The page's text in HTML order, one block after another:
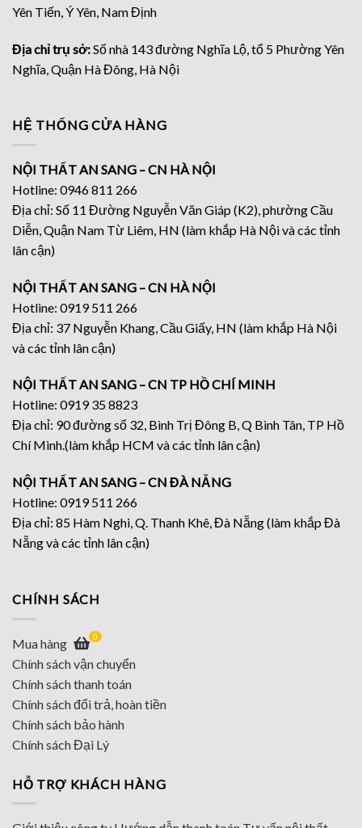
Yên Tiến, Ý Yên, Nam Định
Địa chỉ trụ sở:Số nhà 143 đường Nghĩa Lộ, tổ 5 Phường Yên
Nghĩa, Quận Hà Đông, Hà Nội
HỆ THỐNG CỬA HÀNG
NỘI THẤT AN SANG – CN HÀ NỘI
Hotline: 0946 811 266
Địa chỉ: Số 11 Đường Nguyễn Văn Giáp (K2), phường Cầu
Diễn, Quận Nam Từ Liêm, HN (làm khắp Hà Nội và các tỉnh
lân cận)
NỘI THẤT AN SANG – CN HÀ NỘI
Hotline: 0919 511 266
Địa chỉ: 37 Nguyễn Khang, Cầu Giấy, HN (làm khắp Hà Nội
và các tỉnh lân cận)
NỘI THẤT AN SANG – CN TP HỒ CHÍ MINH
Hotline: 0919 35 8823
Địa chỉ: 90 đường số 32, Bình Trị Đông B, Q Bình Tân, TP Hồ
Chí Minh.(làm khắp HCM và các tỉnh lân cận)
NỘI THẤT AN SANG – CN ĐÀ NẴNG
Hotline: 0919 511 266
Địa chỉ: 85 Hàm Nghi, Q. Thanh Khê, Đà Nẵng (làm khắp Đà
Nẵng và các tỉnh lân cận)
CHÍNH SÁCH
Mua hàng 0
Chính sách vận chuyển
Chính sách thanh toán
Chính sách đổi trả, hoàn tiền
Chính sách bảo hành
Chính sách Đại Lý
HỖ TRỢ KHÁCH HÀNG